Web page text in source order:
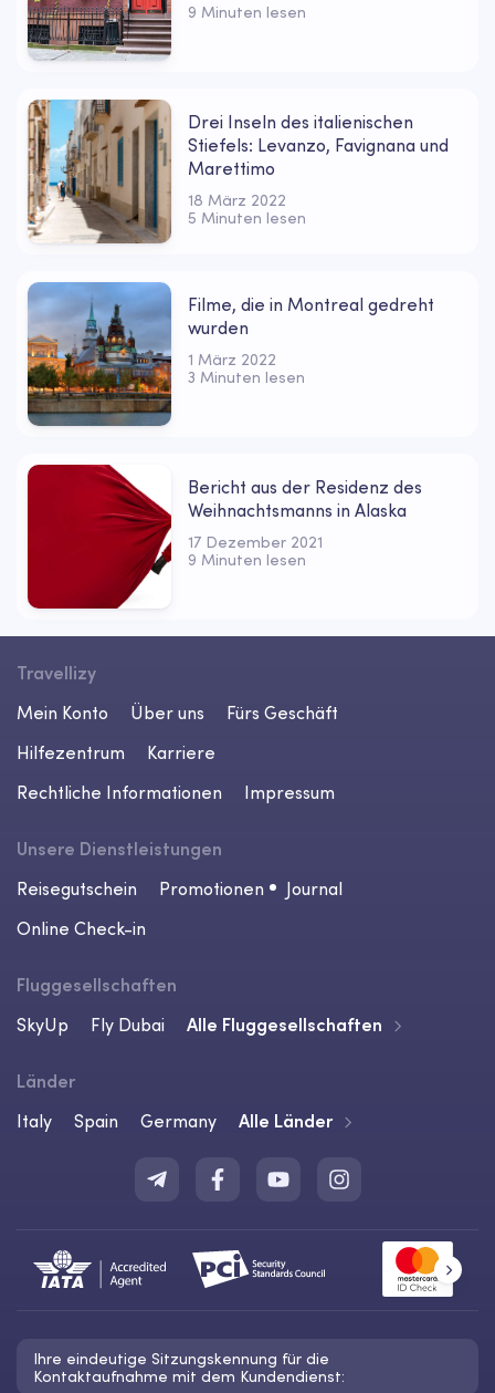
9 Minuten lesen
Drei Inseln des italienischen
Stiefels: Levanzo, Favignana und
Marettimo
18 März 2022
5 Minuten lesen
Filme, die in Montreal gedreht
wurden
1 März 2022
3 Minuten lesen
Bericht aus der Residenz des
Weihnachtsmanns in Alaska
17 Dezember 2021
9 Minuten lesen
Travellizy
Mein Konto
Über uns
Fürs Geschäft
Hilfezentrum
Karriere
Rechtliche Informationen
Impressum
Unsere Dienstleistungen
Reisegutschein
Promotionen
Journal
Online Check-in
Fluggesellschaften
SkyUp
Fly Dubai Alle Fluggesellschaften
Länder
Italy
Spain Germany Alle Länder
Ihre eindeutige Sitzungskennung für die
Kontaktaufnahme mit dem Kundendienst: